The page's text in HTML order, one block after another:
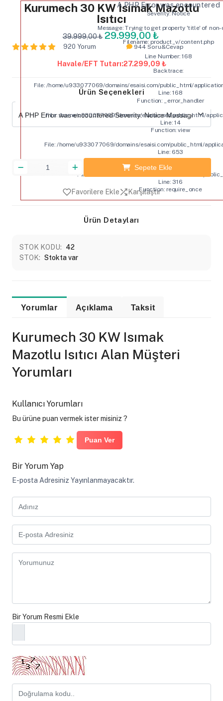
Kurumech 30 KW Isımak Mazotlu
Isıtıcı
39.999,00 ₺ 29.999,00 ₺
920 Yorum 944 Soru&Cevap
Havale/EFT Tutarı:27.299,09 ₺
Ürün Seçenekleri
A PHP Error was encountered
Severity: Notice
Message: Trying to get property 'title' of
Filename: product_v/content.php
Line Number: 168
Backtrace:
File: /home/u933077069/domains/esaisi.com/public_html/
Line: 168
Function: _error_handler
File: /home/u933077069/domains/esaisi.com/public_html/
Line: 14
Function: view
File: /home/u933077069/domains/esaisi.com/public_html/
Line: 653
Function: view
File: /home/u933077069/domains/esaisi.com/
Line: 316
Function: require_once
Sepete Ekle
Favorilere Ekle Karşılaştır
Ürün Detayları
STOK KODU:
42
STOK: Stokta var
Yorumlar Açıklama Taksit
Kurumech 30 KW Isımak
Mazotlu Isıtıcı Alan Müşteri
Yorumları
Kullanıcı Yorumları
Bu ürüne puan vermek ister misiniz ?
Bir Yorum Yap
E-posta Adresiniz Yayınlanmayacaktır.
Bir Yorum Resmi Ekle